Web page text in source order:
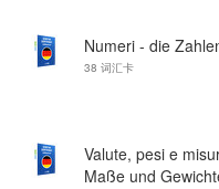
Numeri - die
38 词汇卡
Valute, pesi e
Maße und